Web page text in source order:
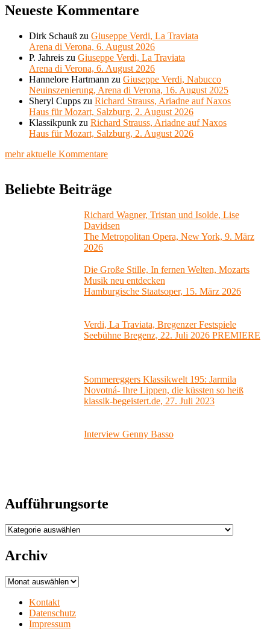
Neueste Kommentare
Dirk Schauß zu Giuseppe Verdi, La Traviata
Arena di Verona, 6. August 2026
P. Jahreis zu Giuseppe Verdi, La Traviata
Arena di Verona, 6. August 2026
Hannelore Hartmann zu Giuseppe Verdi, Nabucco
Neuinszenierung, Arena di Verona, 16. August 2025
Sheryl Cupps zu Richard Strauss, Ariadne auf Naxos
Haus für Mozart, Salzburg, 2. August 2026
Klassikpunk zu Richard Strauss, Ariadne auf Naxos
Haus für Mozart, Salzburg, 2. August 2026
mehr aktuelle Kommentare
Beliebte Beiträge
Richard Wagner, Tristan und Isolde, Lise
Davidsen
The Metropolitan Opera, New York, 9. März
2026
Die Große Stille, In fernen Welten, Mozarts
Musik neu entdecken
Hamburgische Staatsoper, 15. März 2026
Verdi, La Traviata, Bregenzer Festspiele
Seebühne Bregenz, 22. Juli 2026 PREMIERE
Sommereggers Klassikwelt 195: Jarmila
Novotná- Ihre Lippen, die küssten so heiß
klassik-begeistert.de, 27. Juli 2023
Interview Genny Basso
Aufführungsorte
Aufführungsorte
Archiv
Archiv
Kontakt
Datenschutz
Impressum